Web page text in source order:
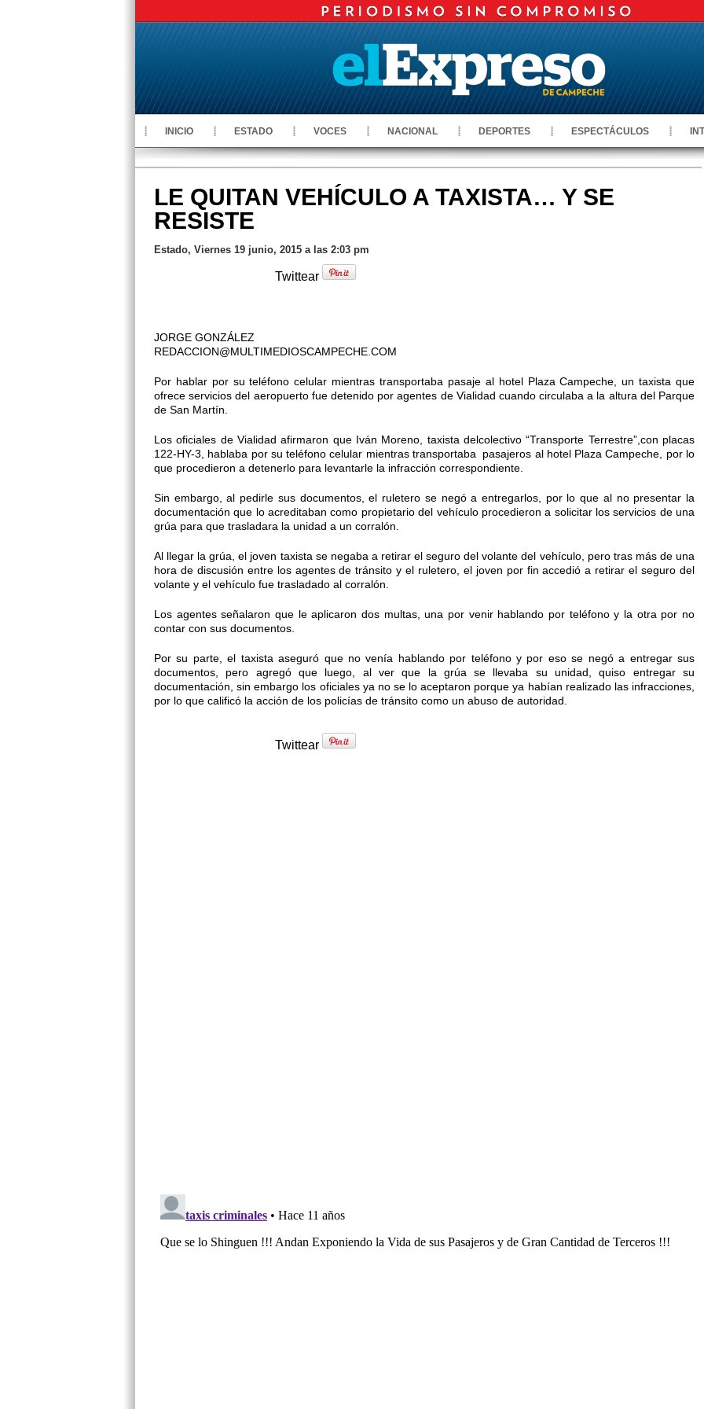
INICIO ESTADO VOCES NACIONAL DEPORTES ESPECTÁCULOS
LE QUITAN VEHÍCULO A TAXISTA… Y SE
RESISTE
Estado, Viernes 19 junio, 2015 a las 2:03 pm
Twittear
JORGE GONZÁLEZ
REDACCION@MULTIMEDIOSCAMPECHE.COM
Por hablar por su teléfono celular mientras transportaba pasaje al hotel Plaza Campeche, un taxista que
ofrece servicios del aeropuerto fue detenido por agentes de Vialidad cuando circulaba a la altura del Parque
de San Martín.
Los oficiales de Vialidad afirmaron que Iván Moreno, taxista delcolectivo “Transporte Terrestre”,con placas
122-HY-3, hablaba por su teléfono celular mientras transportaba pasajeros al hotel Plaza Campeche, por lo
que procedieron a detenerlo para levantarle la infracción correspondiente.
Sin embargo, al pedirle sus documentos, el ruletero se negó a entregarlos, por lo que al no presentar la
documentación que lo acreditaban como propietario del vehículo procedieron a solicitar los servicios de una
grúa para que trasladara la unidad a un corralón.
Al llegar la grúa, el joven taxista se negaba a retirar el seguro del volante del vehículo, pero tras más de una
hora de discusión entre los agentes de tránsito y el ruletero, el joven por fin accedió a retirar el seguro del
volante y el vehículo fue trasladado al corralón.
Los agentes señalaron que le aplicaron dos multas, una por venir hablando por teléfono y la otra por no
contar con sus documentos.
Por su parte, el taxista aseguró que no venía hablando por teléfono y por eso se negó a entregar sus
documentos, pero agregó que luego, al ver que la grúa se llevaba su unidad, quiso entregar su
documentación, sin embargo los oficiales ya no se lo aceptaron porque ya habían realizado las infracciones,
por lo que calificó la acción de los policías de tránsito como un abuso de autoridad.
Twittear